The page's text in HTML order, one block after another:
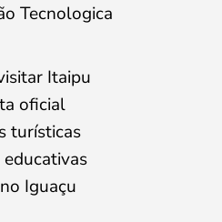
Tecnologica
Itaipu
oficial
turísticas
Iguaçu